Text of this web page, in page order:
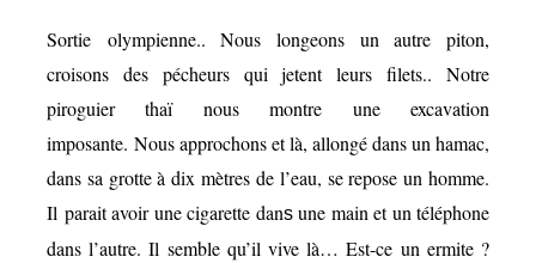
Sortie olympienne.. Nous longeons un autre piton,
croisons des pécheurs qui jetent leurs filets.. Notre
piroguier thaï nous montre une excavation
imposante. Nous approchons et là, allongé dans un hamac,
dans sa grotte à dix mètres de l’eau, se repose un homme.
Il parait avoir une cigarette dans une main et un téléphone
dans l’autre. Il semble qu’il vive là… Est-ce un ermite ?